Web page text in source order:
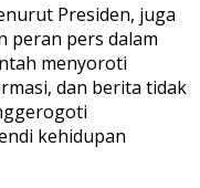
Presiden, juga
peran pers dalam
menyoroti
dan berita tidak
kehidupan